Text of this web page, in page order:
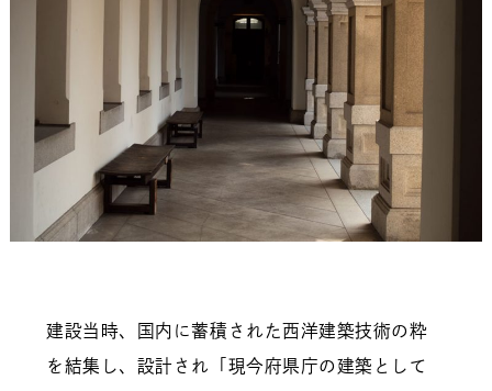
建設当時、国内に蓄積された西洋建築技術の粋
を結集し、設計され「現今府県庁の建築として